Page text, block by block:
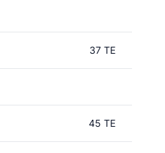
37 TE
45 TE